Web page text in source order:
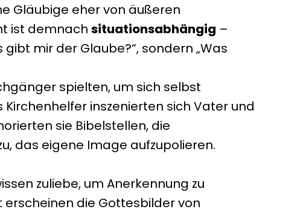
Gläubige eher von äußeren
ist demnach situationsabhängig –
mir der Glaube?“, sondern „Was
spielten, um sich selbst
inszenierten sich Vater und
sie Bibelstellen, die
das eigene Image aufzupolieren.
zuliebe, um Anerkennung zu
die Gottesbilder von